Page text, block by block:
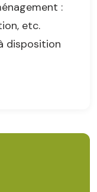
:
etc.
disposition